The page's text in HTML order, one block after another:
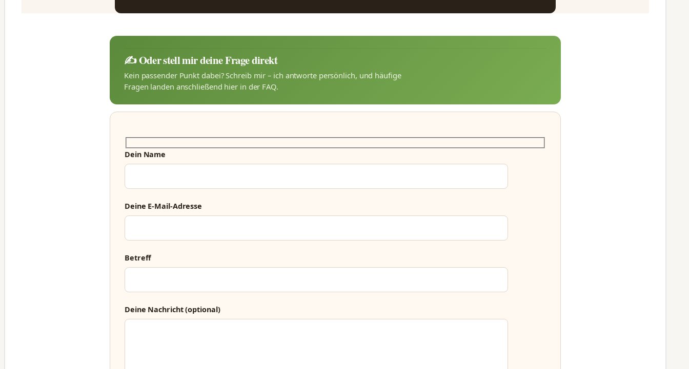
✍️ Oder stell mir deine Frage direkt
Kein passender Punkt dabei? Schreib mir – ich antworte persönlich, und häufige
Fragen landen anschließend hier in der FAQ.
Dein Name
Deine E-Mail-Adresse
Betreff
Deine Nachricht (optional)